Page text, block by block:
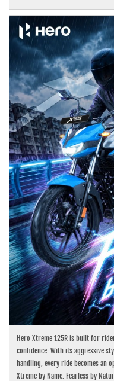
Hero Xtreme 125R is built for
confidence. With its aggressive
handling, every ride becomes an
Xtreme by Name. Fearless by